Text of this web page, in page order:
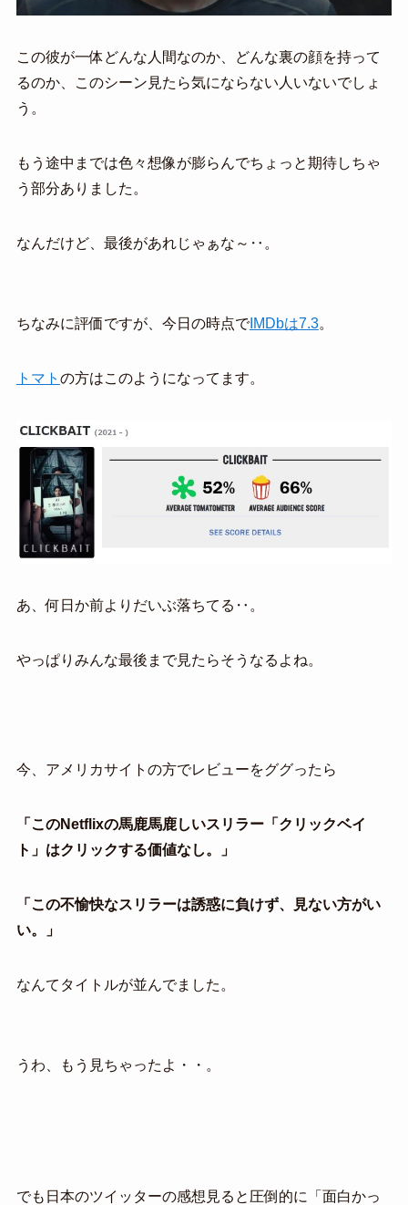
この彼が一体どんな人間なのか、どんな裏の顔を持って
るのか、このシーン見たら気にならない人いないでしょ
う。
もう途中までは色々想像が膨らんでちょっと期待しちゃ
う部分ありました。
なんだけど、最後があれじゃぁな～‥。
ちなみに評価ですが、今日の時点でIMDbは7.3。
トマト の方はこのようになってます。
あ、何日か前よりだいぶ落ちてる‥。
やっぱりみんな最後まで見たらそうなるよね。
今、アメリカサイトの方でレビューをググったら
「このNetflixの馬鹿馬鹿しいスリラー「クリックベイ
ト」はクリックする価値なし。」
「この不愉快なスリラーは誘惑に負けず、見ない方がい
い。」
なんてタイトルが並んでました。
うわ、もう見ちゃったよ・・。
でも日本のツイッターの感想見ると圧倒的に「面白かっ